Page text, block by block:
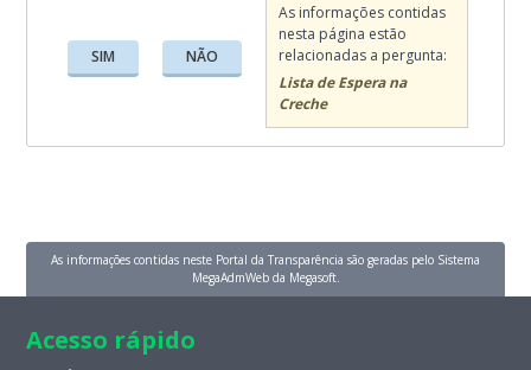
SIM NÃO
As informações contidas
nesta página estão
relacionadas a pergunta:
Lista de Espera na
Creche
As informações contidas neste Portal da Transparência são geradas pelo Sistema
MegaAdmWeb da Megasoft.
Acesso rápido